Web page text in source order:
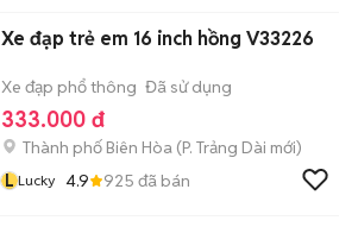
Xe đạp trẻ em 16 inch hồng V33226
Xe đạp phổ thông Đã sử dụng
333.000 đ
Thành phố Biên Hòa (P. Trảng Dài mới)
L Lucky 4.9 925 đã bán